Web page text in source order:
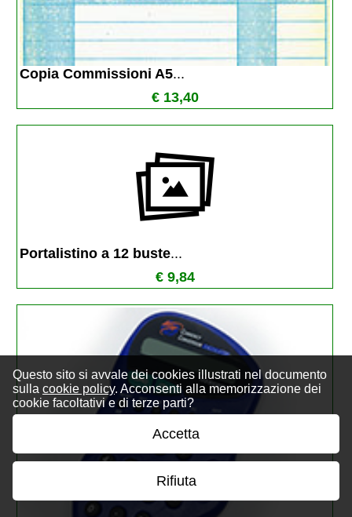
Questo sito si avvale dei cookies illustrati nel documento
sulla cookie policy. Acconsenti alla memorizzazione dei
cookie facoltativi e di terze parti?
Accetta
Rifiuta
Copia Commissioni A5...
€ 13,40
Portalistino a 12 buste...
€ 9,84